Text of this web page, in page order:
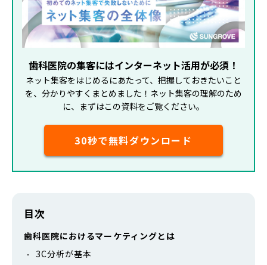
歯科医院の集客にはインターネット活用が必須！
ネット集客をはじめるにあたって、把握しておきたいこと
を、分かりやすくまとめました！ネット集客の理解のため
に、まずはこの資料をご覧ください。
30秒で無料ダウンロード
目次
歯科医院におけるマーケティングとは
3C分析が基本